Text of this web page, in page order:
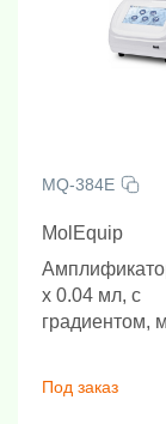
MQ-384E
MolEquip
x 0.04 мл, c
градиентом,
Под заказ